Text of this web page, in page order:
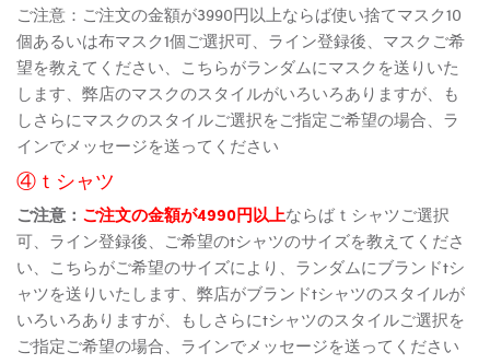
ご注意：ご注文の金額が3990円以上ならば使い捨てマスク10
個あるいは布マスク1個ご選択可、ライン登録後、マスクご希
望を教えてください、こちらがランダムにマスクを送りいた
します、弊店のマスクのスタイルがいろいろありますが、も
しさらにマスクのスタイルご選択をご指定ご希望の場合、ラ
インでメッセージを送ってください
④ｔシャツ
ご注意： ご注文の金額が4990円以上ならばｔシャツご選択
可、ライン登録後、ご希望のtシャツのサイズを教えてくださ
い、こちらがご希望のサイズにより、ランダムにブランドtシ
ャツを送りいたします、弊店がブランドtシャツのスタイルが
いろいろありますが、もしさらにtシャツのスタイルご選択を
ご指定ご希望の場合、ラインでメッセージを送ってください